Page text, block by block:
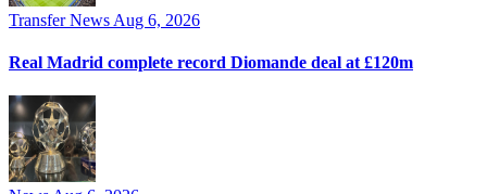
Transfer News Aug 6, 2026
Real Madrid complete record Diomande deal at £120m